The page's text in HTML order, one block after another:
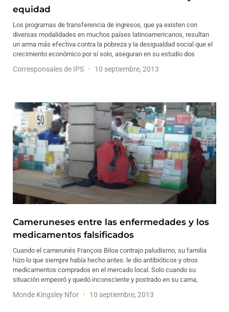
equidad
Los programas de transferencia de ingresos, que ya existen con
diversas modalidades en muchos países latinoamericanos, resultan
un arma más efectiva contra la pobreza y la desigualdad social que el
crecimiento económico por sí solo, aseguran en su estudio dos
Corresponsales de IPS 10 septiembre, 2013
Cameruneses entre las enfermedades y los
medicamentos falsificados
Cuando el camerunés François Biloa contrajo paludismo, su familia
hizo lo que siempre había hecho antes: le dio antibióticos y otros
medicamentos comprados en el mercado local. Solo cuando su
situación empeoró y quedó inconsciente y postrado en su cama,
Monde Kingsley Nfor 10 septiembre, 2013